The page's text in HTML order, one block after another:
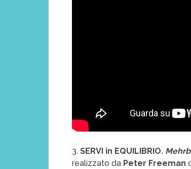
3.SERVI in EQUILIBRIO.
realizzato da Peter Freeman